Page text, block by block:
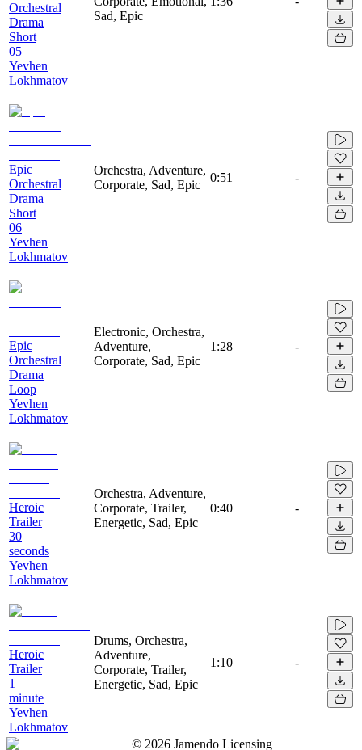
Orchestral
Drama
Short
05
Yevhen
Lokhmatov
Sad, Epic
Epic
Orchestral
Drama
Short
06
Yevhen
Lokhmatov
Orchestra, Adventure,
Corporate, Sad, Epic
0:51 -
Epic
Orchestral
Drama
Loop
Yevhen
Lokhmatov
Electronic, Orchestra,
Adventure,
Corporate, Sad, Epic
1:28 -
Heroic
Trailer
30
seconds
Yevhen
Lokhmatov
Orchestra, Adventure,
Corporate, Trailer,
Energetic, Sad, Epic
0:40 -
Heroic
Trailer
1
minute
Yevhen
Lokhmatov
Drums, Orchestra,
Adventure,
Corporate, Trailer,
Energetic, Sad, Epic
1:10 -
© 2026 Jamendo Licensing